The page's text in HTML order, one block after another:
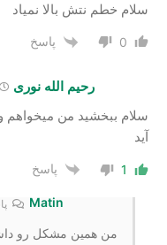
سلام خطم نتش بالا نمیاد
0 پاسخ
رحیم الله نوری
سلام ببخشید من
آید
1 پاسخ
Matin
من همین مشکل رو